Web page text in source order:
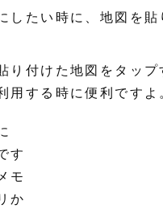
したい時に、地図を
り付けた地図をタッ
する時に便利ですよ
す
モ
か